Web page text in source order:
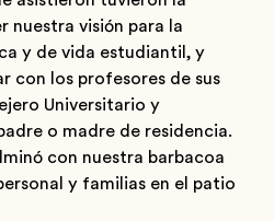
nuestra visión para la
y de vida estudiantil, y
con los profesores de sus
Universitario y
o madre de residencia.
con nuestra barbacoa
y familias en el patio